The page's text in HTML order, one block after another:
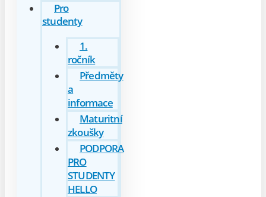
Pro
studenty
1.
ročník
Předměty
a
informace
Maturitní
zkoušky
PODPORA
PRO
STUDENTY
HELLO